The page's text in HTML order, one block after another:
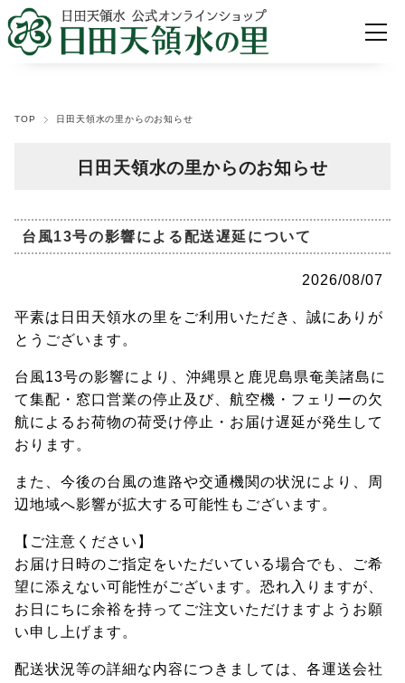
TOP 日田天領水の里からのお知らせ
日田天領水の里からのお知らせ
台風13号の影響による配送遅延について
2026/08/07
平素は日田天領水の里をご利用いただき、誠にありが
とうございます。
台風13号の影響により、沖縄県と鹿児島県奄美諸島に
て集配・窓口営業の停止及び、航空機・フェリーの欠
航によるお荷物の荷受け停止・お届け遅延が発生して
おります。
また、今後の台風の進路や交通機関の状況により、周
辺地域へ影響が拡大する可能性もございます。
【ご注意ください】
お届け日時のご指定をいただいている場合でも、ご希
望に添えない可能性がございます。恐れ入りますが、
お日にちに余裕を持ってご注文いただけますようお願
い申し上げます。
配送状況等の詳細な内容につきましては、各運送会社